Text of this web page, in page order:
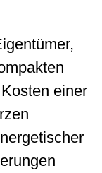
einer